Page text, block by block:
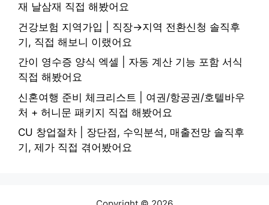
재 날삼재 직접 해봤어요
건강보험 지역가입 | 직장→지역 전환신청 솔직후
기, 직접 해보니 이랬어요
간이 영수증 양식 엑셀 | 자동 계산 기능 포함 서식
직접 해봤어요
신혼여행 준비 체크리스트 | 여권/항공권/호텔바우
처 + 허니문 패키지 직접 해봤어요
CU 창업절차 | 장단점, 수익분석, 매출전망 솔직후
기, 제가 직접 겪어봤어요